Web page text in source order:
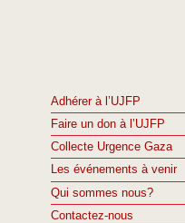
Adhérer à l’UJFP
Faire un don à l’UJFP
Collecte Urgence Gaza
Les événements à venir
Qui sommes nous?
Contactez-nous